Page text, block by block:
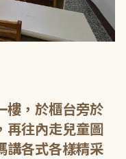
樓，於櫃台旁於
再往內走兒童圖
講各式各樣精采